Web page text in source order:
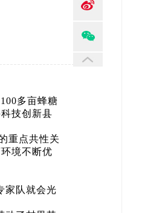
多亩蜂糖
技创新县
重点共性关
境不断优
家队就会光